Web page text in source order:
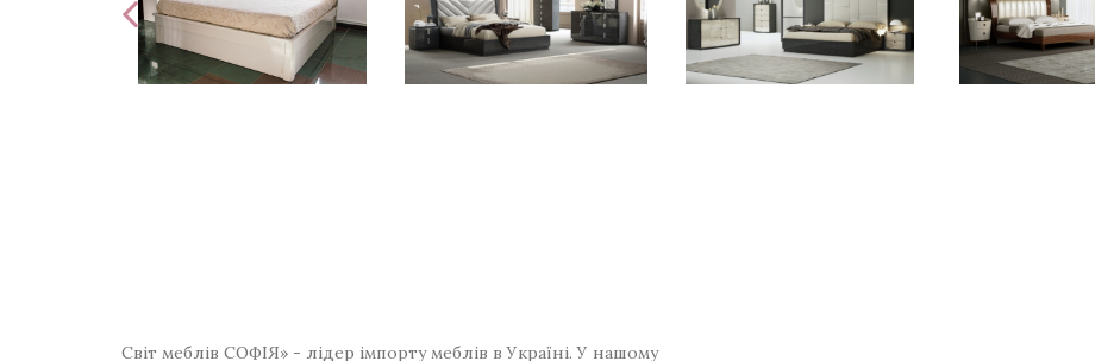
Світ меблів СОФІЯ» - лідер імпорту меблів в Україні. У нашому